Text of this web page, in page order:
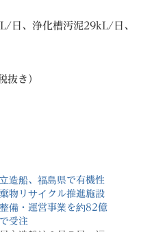
日、浄化槽汚泥29kL/日、
抜き）
立造船、福島県で有機性
物リサイクル推進施設
備・運営事業を約82億
受注